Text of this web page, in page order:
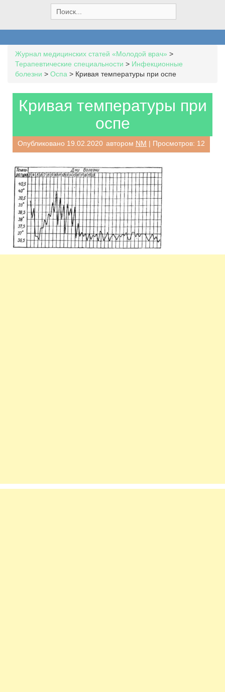
e
a
h
f
o
Журнал медицинских статей «Молодой врач» >
Терапевтические специальности > Инфекционные
болезни > Оспа > Кривая температуры при оспе
Кривая температуры при
оспе
Опубликовано 19.02.2020 автором NM | Просмотров: 12